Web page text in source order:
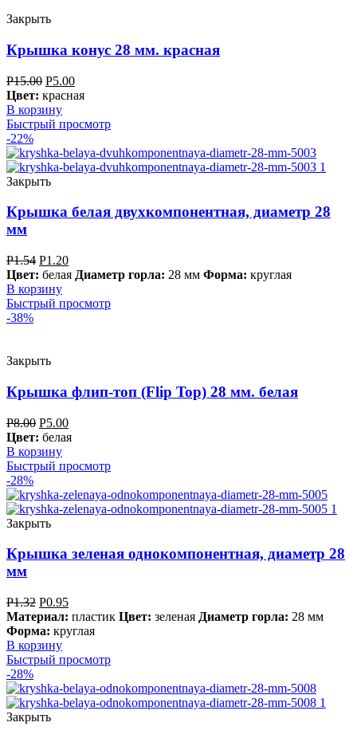
Закрыть
Крышка конус 28 мм. красная
Р15.00 Р5.00
Цвет: красная
В корзину
Быстрый просмотр
-22%
Закрыть
Крышка белая двухкомпонентная, диаметр 28
мм
Р1.54 Р1.20
Цвет: белая Диаметр горла: 28 мм Форма: круглая
В корзину
Быстрый просмотр
-38%
Закрыть
Крышка флип-топ (Flip Top) 28 мм. белая
Р8.00 Р5.00
Цвет: белая
В корзину
Быстрый просмотр
-28%
Закрыть
Крышка зеленая однокомпонентная, диаметр 28
мм
Р1.32 Р0.95
Материал: пластик Цвет: зеленая Диаметр горла: 28 мм
Форма: круглая
В корзину
Быстрый просмотр
-28%
Закрыть